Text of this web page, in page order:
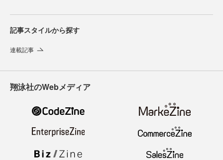
記事スタイルから探す
連載記事
翔泳社のWebメディア